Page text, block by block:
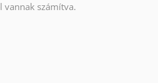
vannak számítva.